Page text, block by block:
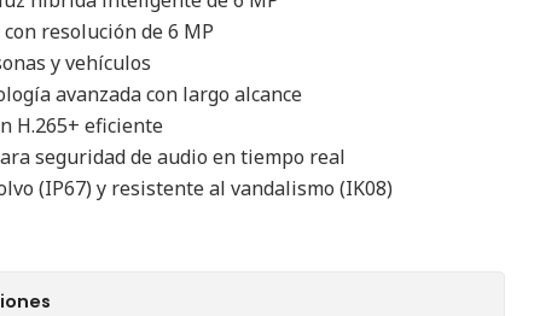
resolución de 6 MP
y vehículos
avanzada con largo alcance
H.265+ eficiente
seguridad de audio en tiempo real
(IP67) y resistente al vandalismo (IK08)